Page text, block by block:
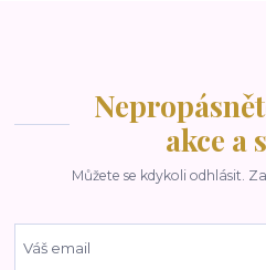
akce a
Můžete se kdykoli odhlásit.